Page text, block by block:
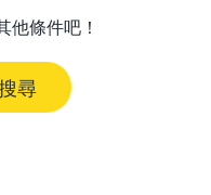
他條件吧！
尋